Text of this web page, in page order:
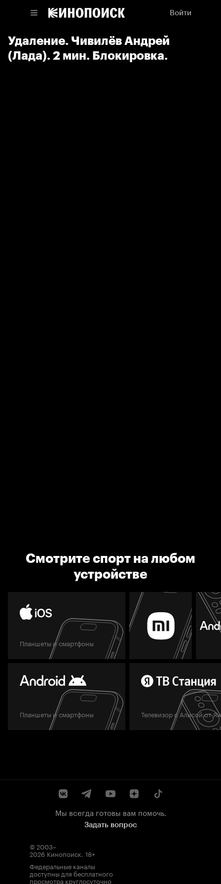
Войти
Удаление. Чивилёв Андрей
(Лада). 2 мин. Блокировка.
Смотрите спорт на любом
устройстве
Планшеты и смартфоны
Планшеты и смартфоны Телевизор с Алисой от
Мы всегда готовы вам помочь.
Задать вопрос
© 2003–
2026 Кинопоиск. 18+
Федеральные каналы
доступны для бесплатного
просмотра круглосуточно